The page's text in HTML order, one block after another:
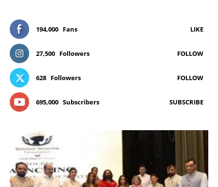
194,000 Fans LIKE
27,500 Followers FOLLOW
628 Followers FOLLOW
695,000 Subscribers SUBSCRIBE